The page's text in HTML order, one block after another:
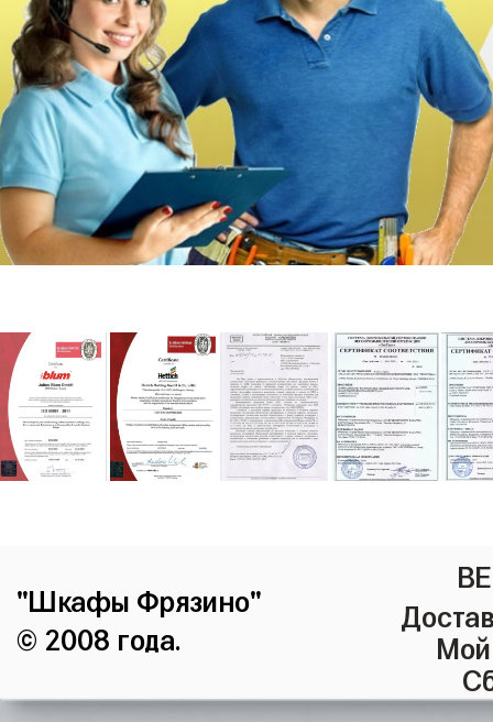
"Шкафы Фрязино"
© 2008 года.